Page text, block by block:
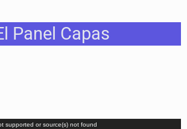
Panel Capas
supported or source(s) not found